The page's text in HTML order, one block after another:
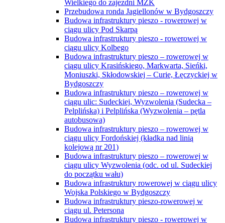
Wielkiego do zajezdni MZK
Przebudowa ronda Jagiellonów w Bydgoszczy
Budowa infrastruktury pieszo - rowerowej w
ciągu ulicy Pod Skarpą
Budowa infrastruktury pieszo - rowerowej w
ciągu ulicy Kolbego
Budowa infrastruktury pieszo – rowerowej w
ciągu ulicy Krasińskiego, Markwarta, Sieńki,
Moniuszki, Skłodowskiej – Curie, Łęczyckiej w
Bydgoszczy
Budowa infrastruktury pieszo – rowerowej w
ciągu ulic: Sudeckiej, Wyzwolenia (Sudecka –
Pelplińska) i Pelplińska (Wyzwolenia – pętla
autobusowa)
Budowa infrastruktury pieszo – rowerowej w
ciągu ulicy Fordońskiej (kładka nad linią
kolejową nr 201)
Budowa infrastruktury pieszo – rowerowej w
ciągu ulicy Wyzwolenia (odc. od ul. Sudeckiej
do początku wału)
Budowa infrastruktury rowerowej w ciągu ulicy
Wojska Polskiego w Bydgoszczy
Budowa infrastruktury pieszo-rowerowej w
ciągu ul. Petersona
Budowa infrastruktury pieszo - rowerowej w